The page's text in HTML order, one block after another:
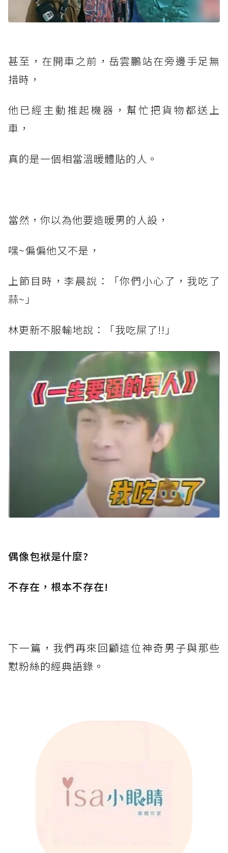
甚至，在開車之前，岳雲鵬站在旁邊手足無
措時，
他已經主動推起機器，幫忙把貨物都送上
車，
真的是一個相當溫暖體貼的人。
當然，你以為他要造暖男的人設，
嘿~偏偏他又不是，
上節目時，李晨說：「你們小心了，我吃了
蒜~」
林更新不服輸地說：「我吃屎了!!」
偶像包袱是什麼?
不存在，根本不存在!
下一篇，我們再來回顧這位神奇男子與那些
懟粉絲的經典語錄。